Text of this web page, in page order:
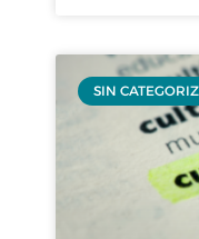
SIN